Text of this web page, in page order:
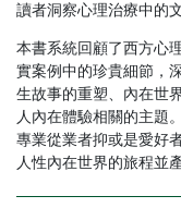
讀者洞察心理治療中的
本書系統回顧了西方心
實案例中的珍貴細節，
生故事的重塑、內在世
人內在體驗相關的主題
專業從業者抑或是愛好
人性內在世界的旅程並